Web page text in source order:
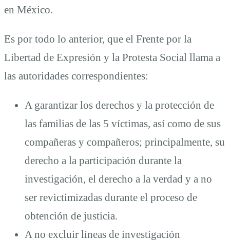
en México.
Es por todo lo anterior, que el Frente por la
Libertad de Expresión y la Protesta Social llama a
las autoridades correspondientes:
A garantizar los derechos y la protección de
las familias de las 5 víctimas, así como de sus
compañeras y compañeros; principalmente, su
derecho a la participación durante la
investigación, el derecho a la verdad y a no
ser revictimizadas durante el proceso de
obtención de justicia.
A no excluir líneas de investigación